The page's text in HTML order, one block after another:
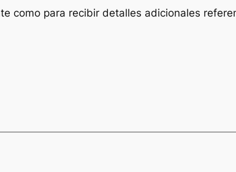
como para recibir detalles adicionales